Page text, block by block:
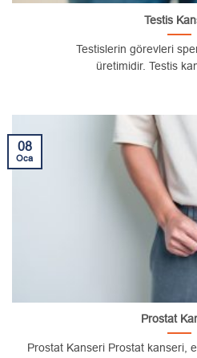
Testis
Testislerin görevleri
üretimidir. Testis
Prostat
Prostat Kanseri Prostat kanseri,
08
Oca